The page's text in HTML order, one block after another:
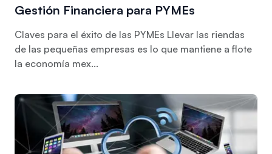
Gestión Financiera para PYMEs
Claves para el éxito de las PYMEs Llevar las riendas
de las pequeñas empresas es lo que mantiene a flote
la economía mex...